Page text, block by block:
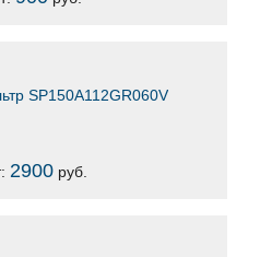
SP150A112GR060V
2900руб.